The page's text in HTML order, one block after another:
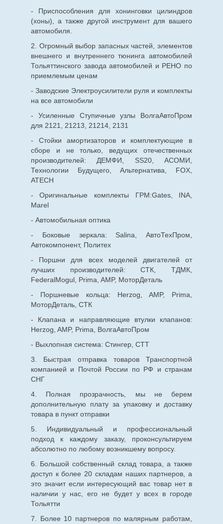
- Приспособления для хонинговки цилиндров
(хоны), а также другой инструмент для вашего
автомобиля.
2. Огромный выбор запасных частей, элементов
внешнего и внутреннего тюнинга автомобилей
Тольяттинского завода автомобилей и РЕНО по
приемлемым ценам
- Заводские Электроусилители руля и комплекты
на все автомобили
- Усиленные Ступичные узлы ВолгаАвтоПром
для 2121, 21213, 21214, 2131
- Стойки амортизаторов и комплектующие в
сборе и не только, ведущих отечественных
производителей: ДЕМФИ, SS20, АСОМИ,
Технологии Будущего, Альтернатива, FOX,
ATECH
- Оригинальные комплекты ГРМ:Gates, INA,
Marel
- Автомобильная оптика
- Боковые зеркала: Salina, АвтоТехПром,
Автокомпонент, Политех
- Поршни для всех моделей двигателей от
лучших производителей: СТК, ТДМК,
FederalMogul, Prima, AMP, МоторДеталь
- Поршневые кольца: Herzog, AMP, Prima,
МоторДеталь, СТК
- Клапана и направляющие втулки клапанов:
Herzog, AMP, Prima, ВолгаАвтоПром
- Выхлопная система: Стингер, СТТ
3. Быстрая отправка товаров Транспортной
компанией и Почтой России по РФ и странам
СНГ
4. Полная прозрачность, мы не берем
дополнительную плату за упаковку и доставку
товара в пункт отправки
5. Индивидуальный и профессиональный
подход к каждому заказу, проконсультируем
абсолютно по любому возникшему вопросу.
6. Большой собственный склад товара, а также
доступ к более 20 складам наших партнеров, а
это значит если интересующий вас товар нет в
наличии у нас, его не будет у всех в городе
Тольятти
7. Более 10 партнеров по малярным работам,